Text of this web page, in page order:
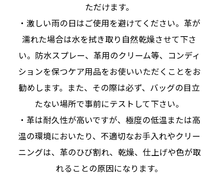
ただけます。
・激しい雨の日はご使用を避けてください。革が
濡れた場合は水を拭き取り自然乾燥させて下さ
い。防水スプレー、革用のクリーム等、コンディ
ションを保つケア用品をお使いいただくことをお
勧めします。また、その際は必ず、バッグの目立
たない場所で事前にテストして下さい。
・革は耐久性が高いですが、極度の低温または高
温の環境においたり、不適切なお手入れやクリー
ニングは、革のひび割れ、乾燥、仕上げや色が取
れることの原因になります。